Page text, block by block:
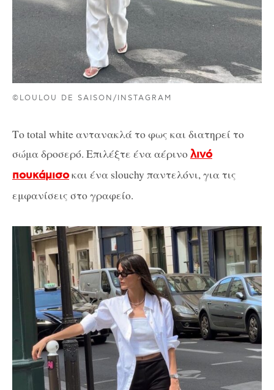
©LOULOU DE SAISON/INSTAGRAM
Το total white αντανακλά το φως και διατηρεί το
σώμα δροσερό. Επιλέξτε ένα αέρινολινό
πουκάμισοκαι ένα slouchy παντελόνι, για τις
εμφανίσεις στο γραφείο.